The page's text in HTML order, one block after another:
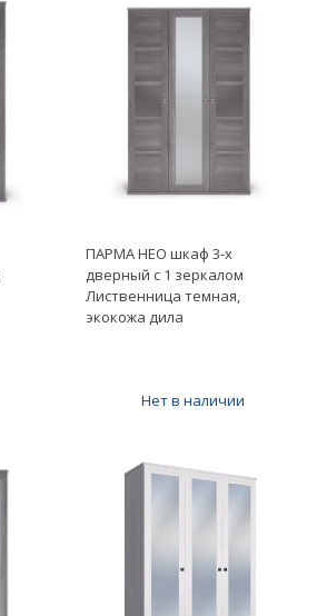
ПАРМА НЕО шкаф 3-х
дверный с 1 зеркалом
Лиственница темная,
экокожа дила
Нет в наличии